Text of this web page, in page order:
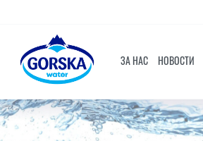
ЗА НАС НОВОСТИ